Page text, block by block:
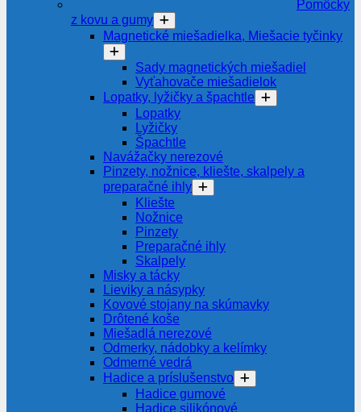
Pomôcky
z kovu a gumy
Magnetické miešadielka, Miešacie tyčinky
Sady magnetických miešadiel
Vyťahovače miešadielok
Lopatky, lyžičky a špachtle
Lopatky
Lyžičky
Špachtle
Navážačky nerezové
Pinzety, nožnice, kliešte, skalpely a
preparačné ihly
Kliešte
Nožnice
Pinzety
Preparačné ihly
Skalpely
Misky a tácky
Lieviky a násypky
Kovové stojany na skúmavky
Drôtené koše
Miešadlá nerezové
Odmerky, nádobky a kelímky
Odmerné vedrá
Hadice a príslušenstvo
Hadice gumové
Hadice silikónové